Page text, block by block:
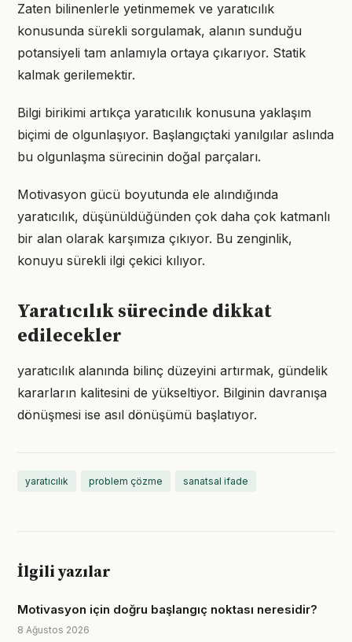
Zaten bilinenlerle yetinmemek ve yaratıcılık
konusunda sürekli sorgulamak, alanın sunduğu
potansiyeli tam anlamıyla ortaya çıkarıyor. Statik
kalmak gerilemektir.
Bilgi birikimi artıkça yaratıcılık konusuna yaklaşım
biçimi de olgunlaşıyor. Başlangıçtaki yanılgılar aslında
bu olgunlaşma sürecinin doğal parçaları.
Motivasyon gücü boyutunda ele alındığında
yaratıcılık, düşünüldüğünden çok daha çok katmanlı
bir alan olarak karşımıza çıkıyor. Bu zenginlik,
konuyu sürekli ilgi çekici kılıyor.
Yaratıcılık sürecinde dikkat
edilecekler
yaratıcılık alanında bilinç düzeyini artırmak, gündelik
kararların kalitesini de yükseltiyor. Bilginin davranışa
dönüşmesi ise asıl dönüşümü başlatıyor.
yaratıcılık problem çözme sanatsal ifade
İlgili yazılar
Motivasyon için doğru başlangıç noktası neresidir?
8 Ağustos 2026